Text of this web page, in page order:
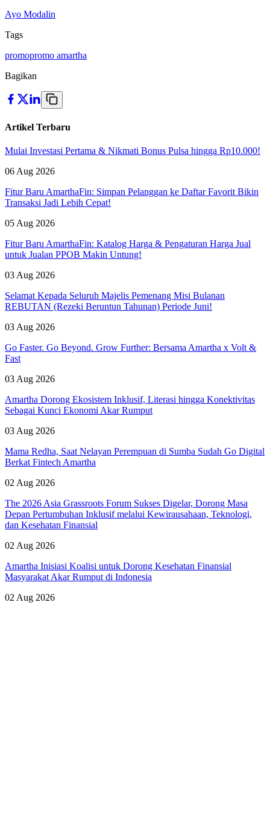
Ayo Modalin
Tags
promopromo amartha
Bagikan
Artikel Terbaru
Mulai Investasi Pertama & Nikmati Bonus Pulsa hingga Rp10.000!
06 Aug 2026
Fitur Baru AmarthaFin: Simpan Pelanggan ke Daftar Favorit Bikin
Transaksi Jadi Lebih Cepat!
05 Aug 2026
Fitur Baru AmarthaFin: Katalog Harga & Pengaturan Harga Jual
untuk Jualan PPOB Makin Untung!
03 Aug 2026
Selamat Kepada Seluruh Majelis Pemenang Misi Bulanan
REBUTAN (Rezeki Beruntun Tahunan) Periode Juni!
03 Aug 2026
Go Faster. Go Beyond. Grow Further: Bersama Amartha x Volt &
Fast
03 Aug 2026
Amartha Dorong Ekosistem Inklusif, Literasi hingga Konektivitas
Sebagai Kunci Ekonomi Akar Rumput
03 Aug 2026
Mama Redha, Saat Nelayan Perempuan di Sumba Sudah Go Digital
Berkat Fintech Amartha
02 Aug 2026
The 2026 Asia Grassroots Forum Sukses Digelar, Dorong Masa
Depan Pertumbuhan Inklusif melalui Kewirausahaan, Teknologi,
dan Kesehatan Finansial
02 Aug 2026
Amartha Inisiasi Koalisi untuk Dorong Kesehatan Finansial
Masyarakat Akar Rumput di Indonesia
02 Aug 2026